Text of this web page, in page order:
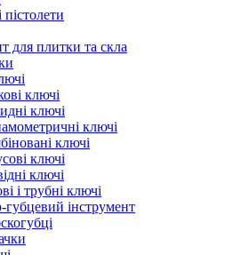
для плитки та скла
ключі
ключі
ключі
ключі
ключі
ключі
і трубні ключі
інструмент